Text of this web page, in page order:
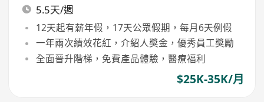
5.5天/週
12天起有薪年假，17天公眾假期，每月6天例假
一年兩次績效花紅，介紹人獎金，優秀員工獎勵
全面晉升階梯，免費產品體驗，醫療福利
$25K-35K/月